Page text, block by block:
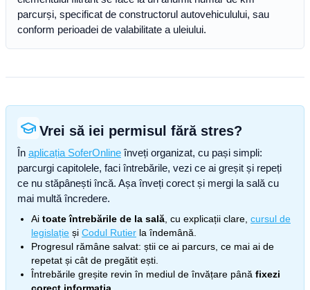
parcurși, specificat de constructorul autovehiculului, sau
conform perioadei de valabilitate a uleiului.
Vrei să iei permisul fără stres?
În aplicația SoferOnline înveți organizat, cu pași simpli:
parcurgi capitolele, faci întrebările, vezi ce ai greșit și repeți
ce nu stăpânești încă. Așa înveți corect și mergi la sală cu
mai multă încredere.
Ai toate întrebările de la sală , cu explicații clare, cursul de
legislație și Codul Rutier la îndemână.
Progresul rămâne salvat: știi ce ai parcurs, ce mai ai de
repetat și cât de pregătit ești.
Întrebările greșite revin în mediul de învățare până fixezi